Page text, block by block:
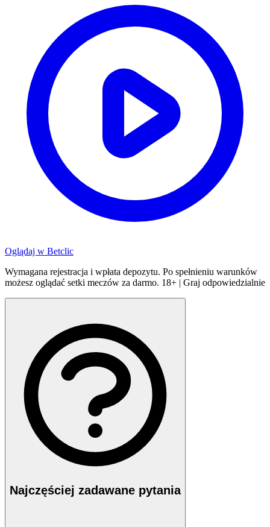
Oglądaj w Betclic
Wymagana rejestracja i wpłata depozytu. Po spełnieniu warunków
możesz oglądać setki meczów za darmo. 18+ | Graj odpowiedzialnie
Najczęściej zadawane pytania